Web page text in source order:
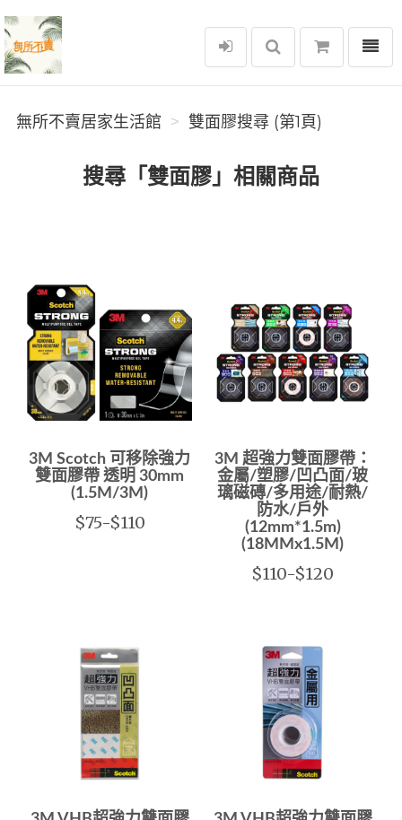
無所不賣居家生活館
選單
無所不賣居家生活館 雙面膠搜尋 (第1頁)
搜尋「雙面膠」相關商品
3M Scotch 可移除強力
雙面膠帶 透明 30mm
(1.5M/3M)
$75-$110
3M 超強力雙面膠帶：
金屬/塑膠/凹凸面/玻
璃磁磚/多用途/耐熱/
防水/戶外
(12mm*1.5m)
(18MMx1.5M)
$110-$120